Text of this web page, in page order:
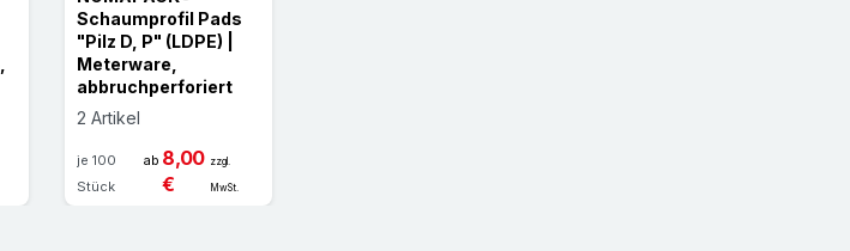
Schaumprofil Pads
"Pilz D, P" (LDPE) |
Meterware,
abbruchperforiert
2 Artikel
je 100
Stück
ab 8,00
€
zzgl.
MwSt.